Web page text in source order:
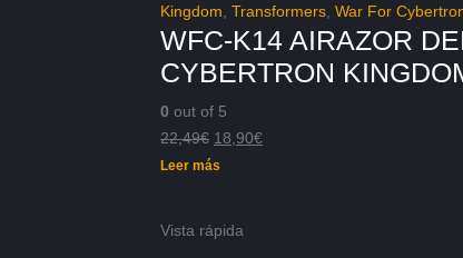
Kingdom Transformers War For
WFC-K14 AIRAZOR
CYBERTRON
0 out of 5
22,49€ El
precio
22,49€.
18,90€El
Leer más
Vista rápida